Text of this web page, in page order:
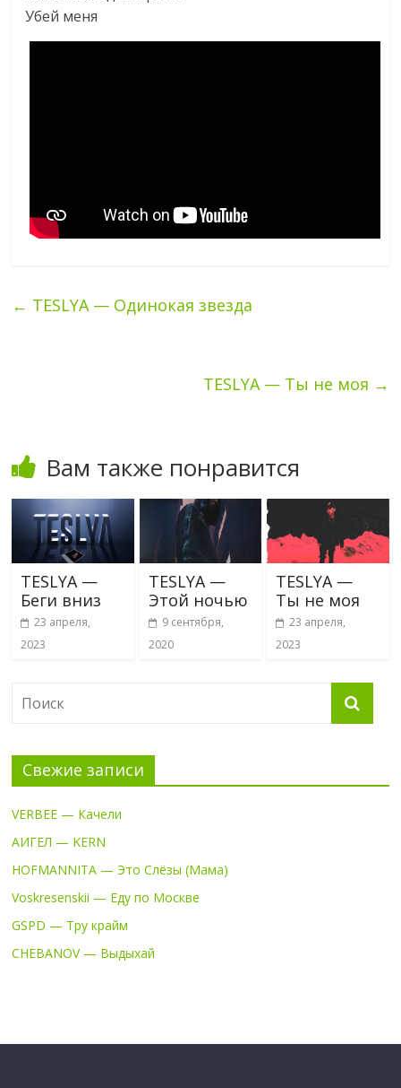
Убей меня
← TESLYA — Одинокая звезда
TESLYA — Ты не моя →
Вам также понравится
TESLYA —
Беги вниз
23 апреля,
2023
TESLYA —
Этой ночью
9 сентября,
2020
TESLYA —
Ты не моя
23 апреля,
2023
Свежие записи
VERBEE — Качели
АИГЕЛ — KERN
HOFMANNITA — Это Слёзы (Мама)
Voskresenskii — Еду по Москве
GSPD — Тру крайм
CHEBANOV — Выдыхай